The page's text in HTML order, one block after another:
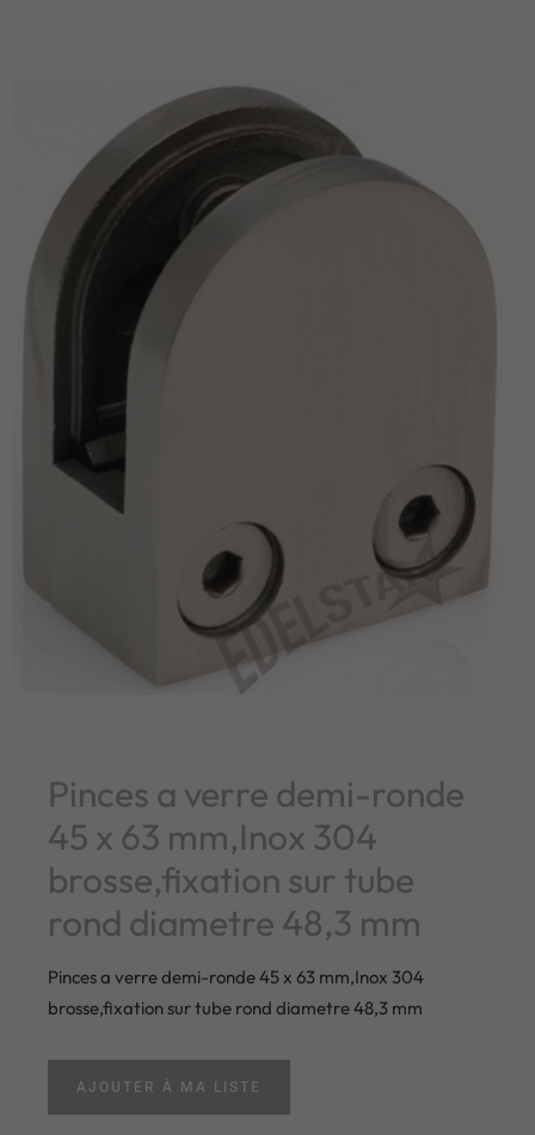
Pinces a verre demi-ronde
45 x 63 mm,Inox 304
brosse,fixation sur tube
rond diametre 48,3 mm
Pinces a verre demi-ronde 45 x 63 mm,Inox 304
brosse,fixation sur tube rond diametre 48,3 mm
AJOUTER À MA LISTE